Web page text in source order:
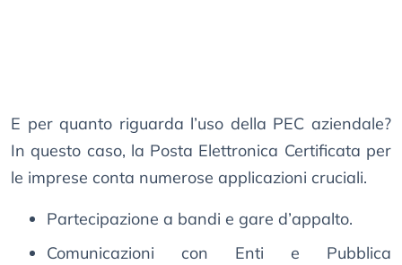
E per quanto riguarda l’uso della PEC aziendale?
In questo caso, la Posta Elettronica Certificata per
le imprese conta numerose applicazioni cruciali.
Partecipazione a bandi e gare d’appalto.
Comunicazioni con Enti e Pubblica